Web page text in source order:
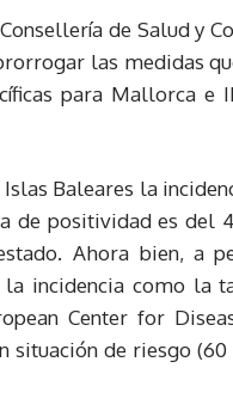
de Salud y
las medidas
para Mallorca e
Baleares la
de positividad es del
Ahora bien, a
incidencia como la
Center for
de riesgo (60